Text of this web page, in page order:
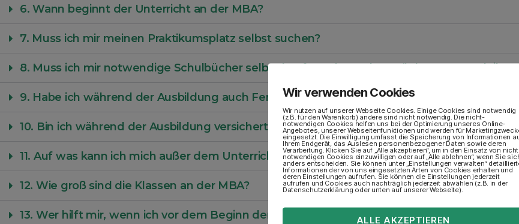
6. Wann beginnt der Unterricht an der MBA?
7. Muss ich mir meinen Praktikumsplatz selbst suchen?
8. Muss ich mir notwendige Schulbücher selbst kaufen oder stehen Bücher zum
9. Habe ich während der Ausbildung auch Ferien?
10. Bin ich während der Ausbildung versichert?
11. Auf was kann ich mich außer dem Unterricht noch an der MBA freuen?
12. Wie groß sind die Klassen an der MBA?
13. Wer hilft mir, wenn ich vor dem Beginn der Ausbildung noch Fragen habe?
Wir verwenden Cookies
Wir nutzen auf unserer Webseite Cookies. Einige Cookies sind notwendig
(z.B. für den Warenkorb) andere sind nicht notwendig. Die nicht-
notwendigen Cookies helfen uns bei der Optimierung unseres Online-
Angebotes, unserer Webseitenfunktionen und werden für
eingesetzt. Die Einwilligung umfasst die Speicherung von Informationen
Ihrem Endgerät, das Auslesen personenbezogener Daten sowie deren
Verarbeitung. Klicken Sie auf „Alle akzeptieren“, um in den Einsatz von nicht
notwendigen Cookies einzuwilligen oder auf „Alle ablehnen“, wenn Sie
anders entscheiden. Sie können unter „Einstellungen verwalten“
Informationen der von uns eingesetzten Arten von Cookies erhalten und
deren Einstellungen aufrufen. Sie können die Einstellungen jederzeit
aufrufen und Cookies auch nachträglich jederzeit abwählen (z.B. in der
Datenschutzerklärung oder unten auf unserer Webseite).
ALLE AKZEPTIEREN